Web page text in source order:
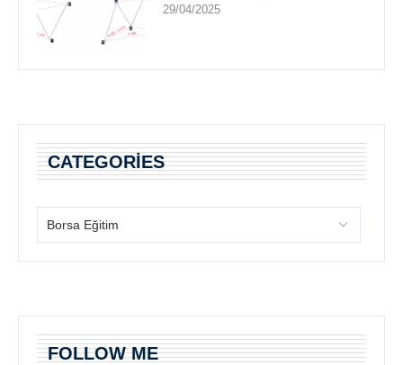
29/04/2025
CATEGORIES
FOLLOW ME